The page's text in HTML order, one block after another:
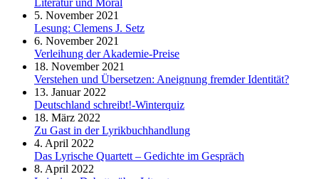
5. November 2021
Lesung: Clemens J. Setz
6. November 2021
Verleihung der Akademie-Preise
18. November 2021
Verstehen und Übersetzen: Aneignung fremder Identität?
13. Januar 2022
Deutschland schreibt!-Winterquiz
18. März 2022
Zu Gast in der Lyrikbuchhandlung
4. April 2022
Das Lyrische Quartett – Gedichte im Gespräch
8. April 2022